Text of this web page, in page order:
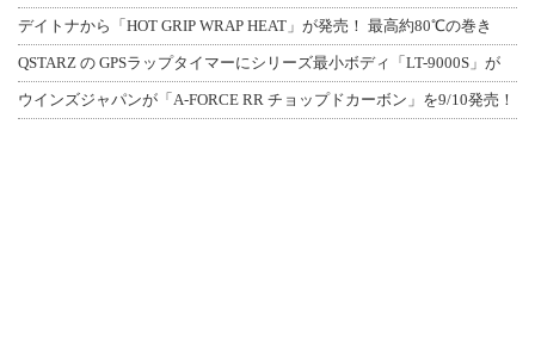
デイトナから「HOT GRIP WRAP HEAT」が発売！ 最高約80℃の巻き
QSTARZ の GPSラップタイマーにシリーズ最小ボディ「LT-9000S」が
ウインズジャパンが「A-FORCE RR チョップドカーボン」を9/10発売！